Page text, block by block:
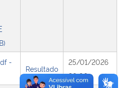
-
Resultado
25/01/2026
20:08